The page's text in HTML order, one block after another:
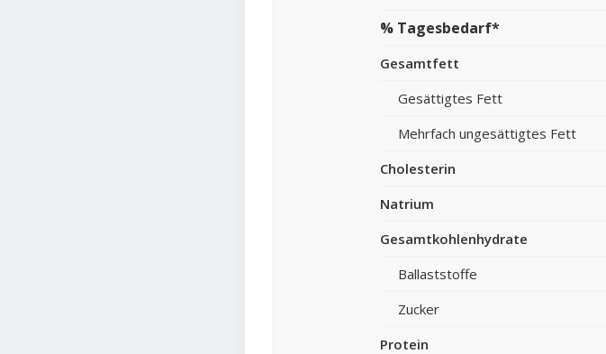
% Tagesbedarf*
Gesamtfett
Gesättigtes Fett
Mehrfach ungesättigtes Fett
Cholesterin
Natrium
Gesamtkohlenhydrate
Ballaststoffe
Zucker
Protein